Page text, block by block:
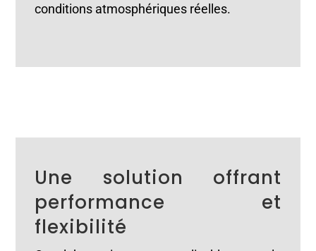
conditions atmosphériques réelles.
Une solution offrant
performance et
flexibilité